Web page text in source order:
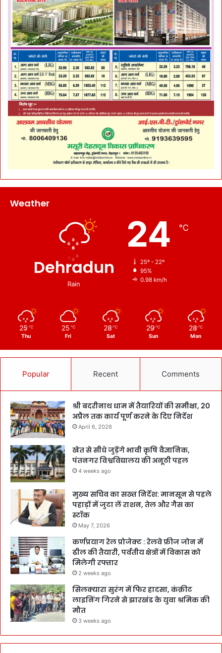
Weather
Dehradun
Rain
24 ℃
25º - 22º
95%
0.98 km/h
25 ℃
Thu
25 ℃
Fri
28 ℃
Sat
29 ℃
Sun
28 ℃
Mon
Popular Recent Comments
श्री बदरीनाथ धाम में तैयारियों की समीक्षा, 20
अप्रैल तक कार्य पूर्ण करने के दिए निर्देश
April 6, 2026
खेत से सीधे जुड़ेंगे भावी कृषि वैज्ञानिक,
पंतनगर विश्वविद्यालय की अनूठी पहल
4 weeks ago
मुख्य सचिव का सख्त निर्देश: मानसून से पहले
पहाड़ों में जुटा लें राशन, तेल और गैस का
स्टॉक
May 7, 2026
कर्णप्रयाग रेल प्रोजेक्ट : रेलवे फ्रीज जोन में
ढील की तैयारी, पर्वतीय क्षेत्रों में विकास को
मिलेगी रफ्तार
2 weeks ago
सिलक्यारा सुरंग में फिर हादसा, कंक्रीट
लाइनिंग गिरने से झारखंड के युवा श्रमिक की
मौत
3 weeks ago